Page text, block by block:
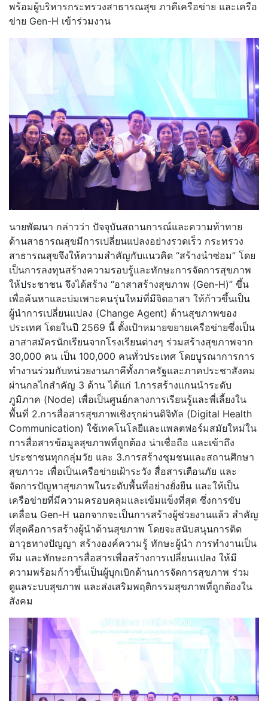
พร้อมผู้บริหารกระทรวงสาธารณสุข ภาคีเครือข่าย และเครือ
ข่าย Gen-H เข้าร่วมงาน
นายพัฒนา กล่าวว่า ปัจจุบันสถานการณ์และความท้าทาย
ด้านสาธารณสุขมีการเปลี่ยนแปลงอย่างรวดเร็ว กระทรวง
สาธารณสุขจึงให้ความสำคัญกับแนวคิด “สร้างนำซ่อม” โดย
เป็นการลงทุนสร้างความรอบรู้และทักษะการจัดการสุขภาพ
ให้ประชาชน จึงได้สร้าง “อาสาสร้างสุขภาพ (Gen-H)” ขึ้น
เพื่อค้นหาและบ่มเพาะคนรุ่นใหม่ที่มีจิตอาสา ให้ก้าวขึ้นเป็น
ผู้นำการเปลี่ยนแปลง (Change Agent) ด้านสุขภาพของ
ประเทศ โดยในปี 2569 นี้ ตั้งเป้าหมายขยายเครือข่ายซึ่งเป็น
อาสาสมัครนักเรียนจากโรงเรียนต่างๆ ร่วมสร้างสุขภาพจาก
30,000 คน เป็น 100,000 คนทั่วประเทศ โดยบูรณาการการ
ทำงานร่วมกับหน่วยงานภาคีทั้งภาครัฐและภาคประชาสังคม
ผ่านกลไกสำคัญ 3 ด้าน ได้แก่ 1.การสร้างแกนนำระดับ
ภูมิภาค (Node) เพื่อเป็นศูนย์กลางการเรียนรู้และพี่เลี้ยงใน
พื้นที่ 2.การสื่อสารสุขภาพเชิงรุกผ่านดิจิทัล (Digital Health
Communication) ใช้เทคโนโลยีและแพลตฟอร์มสมัยใหม่ใน
การสื่อสารข้อมูลสุขภาพที่ถูกต้อง น่าเชื่อถือ และเข้าถึง
ประชาชนทุกกลุ่มวัย และ 3.การสร้างชุมชนและสถานศึกษา
สุขภาวะ เพื่อเป็นเครือข่ายเฝ้าระวัง สื่อสารเตือนภัย และ
จัดการปัญหาสุขภาพในระดับพื้นที่อย่างยั่งยืน และให้เป็น
เครือข่ายที่มีความครอบคลุมและเข้มแข็งที่สุด ซึ่งการขับ
เคลื่อน Gen-H นอกจากจะเป็นการสร้างผู้ช่วยงานแล้ว สำคัญ
ที่สุดคือการสร้างผู้นำด้านสุขภาพ โดยจะสนับสนุนการติด
อาวุธทางปัญญา สร้างองค์ความรู้ ทักษะผู้นำ การทำงานเป็น
ทีม และทักษะการสื่อสารเพื่อสร้างการเปลี่ยนแปลง ให้มี
ความพร้อมก้าวขึ้นเป็นผู้บุกเบิกด้านการจัดการสุขภาพ ร่วม
ดูแลระบบสุขภาพ และส่งเสริมพฤติกรรมสุขภาพที่ถูกต้องใน
สังคม